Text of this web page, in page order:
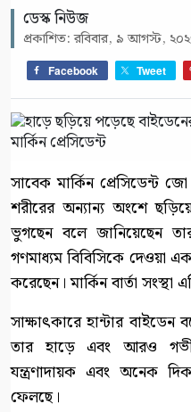
ডেস্ক নিউজ
প্রকাশিত: রবিবার, ৯ আগস্ট,
Facebook Tweet
সাবেক মার্কিন প্রেসিডেন্ট
শরীরের অন্যান্য অংশে
ভুগছেন বলে জানিয়েছেন
গণমাধ্যম বিবিসিকে দেওয়া
করেছেন। মার্কিন বার্তা
সাক্ষাৎকারে হান্টার
তার হাড়ে এবং আরও
যন্ত্রণাদায়ক এবং অনেক
ফেলছে।